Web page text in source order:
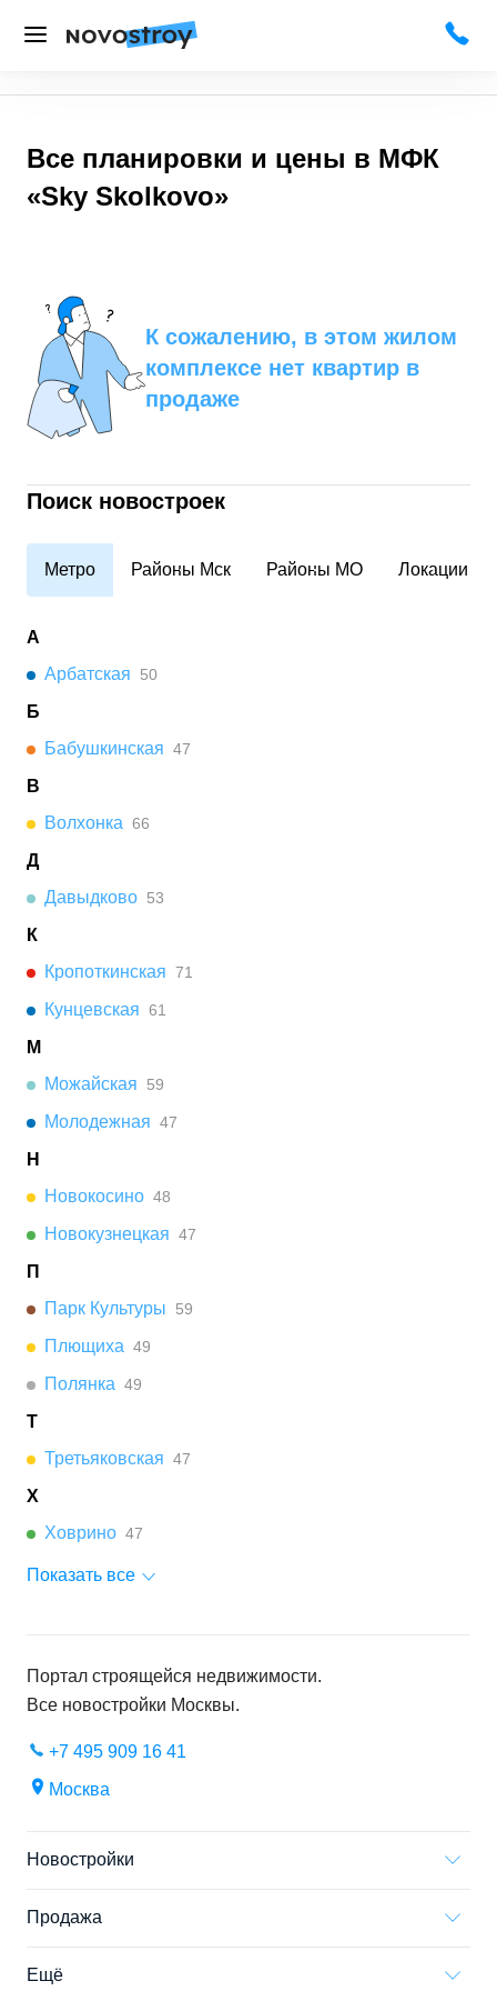
Все планировки и цены в МФК
«Sky Skolkovo»
К сожалению, в этом жилом
комплексе нет квартир в
продаже
Поиск новостроек
Метро Районы Мск Районы МО Локации
А
Арбатская
50
Б
Бабушкинская 47
В
Волхонка 66
Д
Давыдково 53
К
Кропоткинская 71
Кунцевская 61
М
Можайская
59
Молодежная 47
Н
Новокосино 48
Новокузнецкая 47
П
Парк Культуры
59
Плющиха 49
Полянка 49
Т
Третьяковская 47
Х
Ховрино 47
Показать все
Портал строящейся недвижимости.
Все новостройки Москвы.
+7 495 909 16 41
Москва
Новостройки
Продажа
Ещё